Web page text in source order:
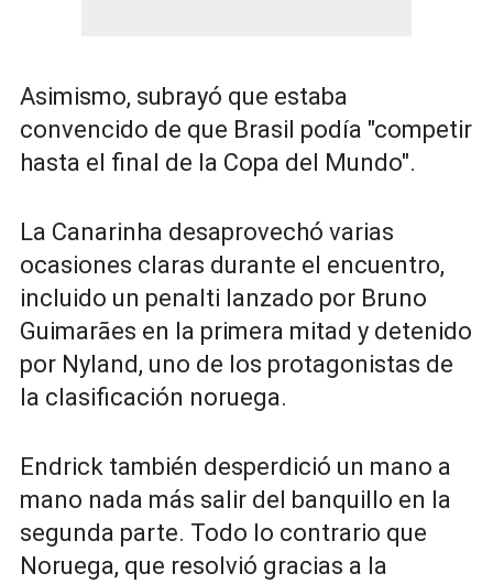
Asimismo, subrayó que estaba
convencido de que Brasil podía "competir
hasta el final de la Copa del Mundo".
La Canarinha desaprovechó varias
ocasiones claras durante el encuentro,
incluido un penalti lanzado por Bruno
Guimarães en la primera mitad y detenido
por Nyland, uno de los protagonistas de
la clasificación noruega.
Endrick también desperdició un mano a
mano nada más salir del banquillo en la
segunda parte. Todo lo contrario que
Noruega, que resolvió gracias a la